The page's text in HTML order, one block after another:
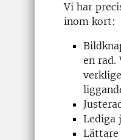
Vi har
inom kort:
en rad.
Lediga